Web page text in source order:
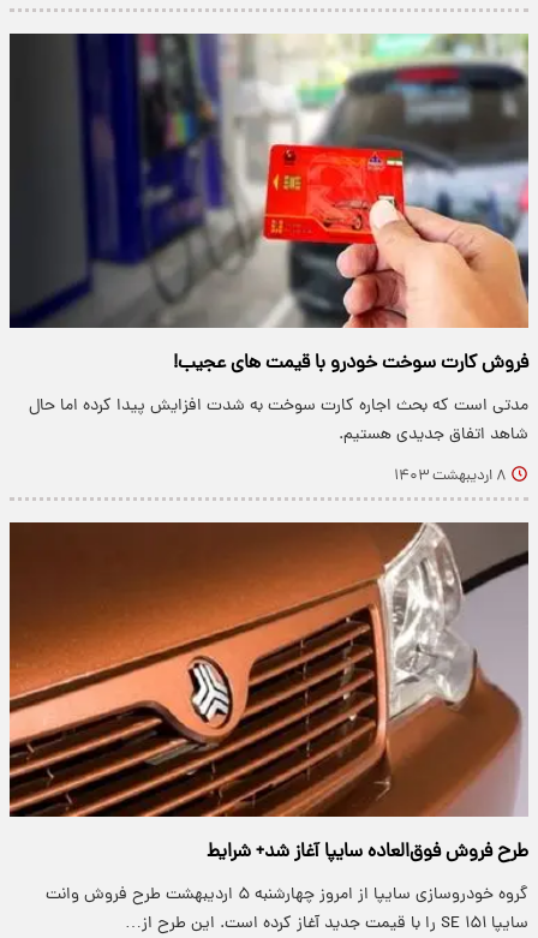
فروش کارت سوخت خودرو با قیمت های عجیب!
مدتی است که بحث اجاره کارت سوخت به شدت افزایش پیدا کرده اما حال
شاهد اتفاق جدیدی هستیم.
۸ اردیبهشت ۱۴۰۳
طرح فروش فوق‌العاده سایپا آغاز شد+ شرایط
گروه خودروسازی سایپا از امروز چهارشنبه ۵ اردیبهشت طرح فروش وانت
سایپا ۱۵۱ SE را با قیمت جدید آغاز کرده است. این طرح از…